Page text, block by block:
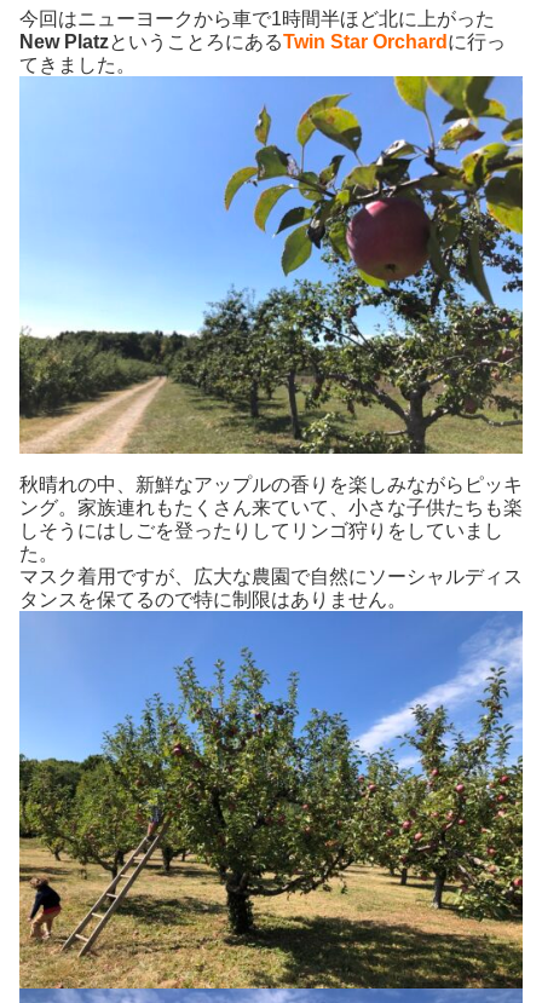
今回はニューヨークから車で1時間半ほど北に上がった
New PlatzということろにあるTwin Star Orchard に行っ
てきました。
秋晴れの中、新鮮なアップルの香りを楽しみながらピッキ
ング。家族連れもたくさん来ていて、小さな子供たちも楽
しそうにはしごを登ったりしてリンゴ狩りをしていまし
た。
マスク着用ですが、広大な農園で自然にソーシャルディス
タンスを保てるので特に制限はありません。